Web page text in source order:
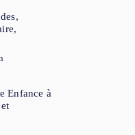
Enfance à